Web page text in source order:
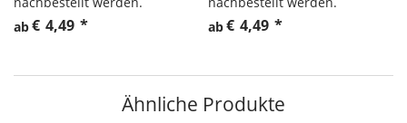
ab€ 4,49 *
ab€ 4,49 *
Ähnliche Produkte